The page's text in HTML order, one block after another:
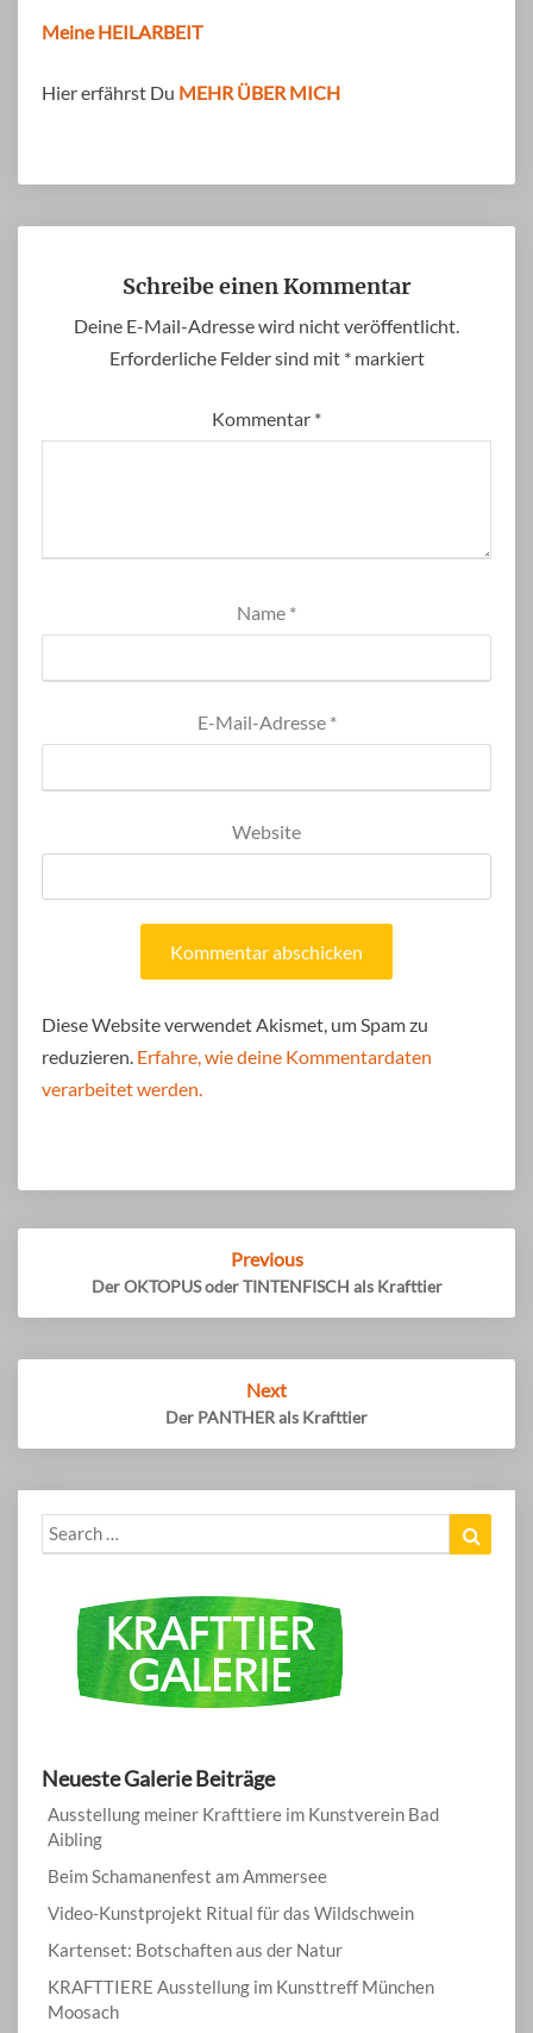
Meine HEILARBEIT
Hier erfährst Du MEHR ÜBER MICH
Schreibe einen Kommentar
Deine E-Mail-Adresse wird nicht veröffentlicht.
Erforderliche Felder sind mit *markiert
Kommentar *
Name *
E-Mail-Adresse *
Website
Diese Website verwendet Akismet, um Spam zu
reduzieren. Erfahre, wie deine Kommentardaten
verarbeitet werden.
Post
Previous
Der OKTOPUS oder TINTENFISCH als Krafttier
Next
Der PANTHER als Krafttier
Search
for:
Neueste Galerie Beiträge
Ausstellung meiner Krafttiere im Kunstverein Bad
Aibling
Beim Schamanenfest am Ammersee
Video-Kunstprojekt Ritual für das Wildschwein
Kartenset: Botschaften aus der Natur
KRAFTTIERE Ausstellung im Kunsttreff München
Moosach